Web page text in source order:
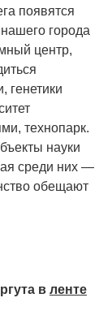
появятся
города
центр,
генетики
технопарк.
науки
среди них —
обещают
в ленте